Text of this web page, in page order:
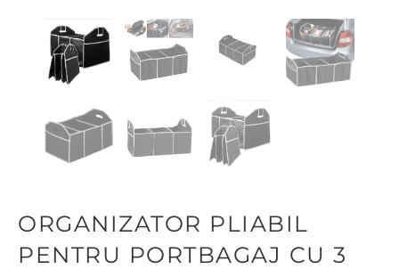
ORGANIZATOR PLIABIL
PENTRU PORTBAGAJ CU 3